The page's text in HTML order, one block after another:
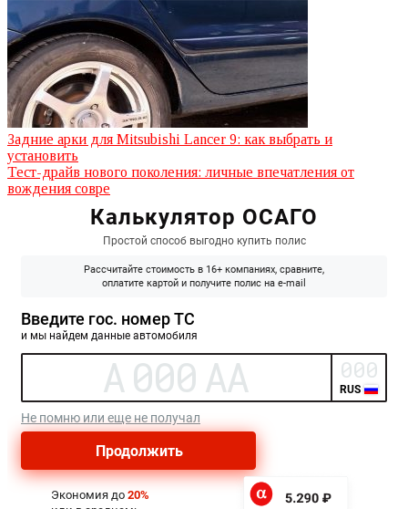
Задние арки для Mitsubishi Lancer 9: как выбрать и
установить
Тест-драйв нового поколения: личные впечатления от
вождения совре